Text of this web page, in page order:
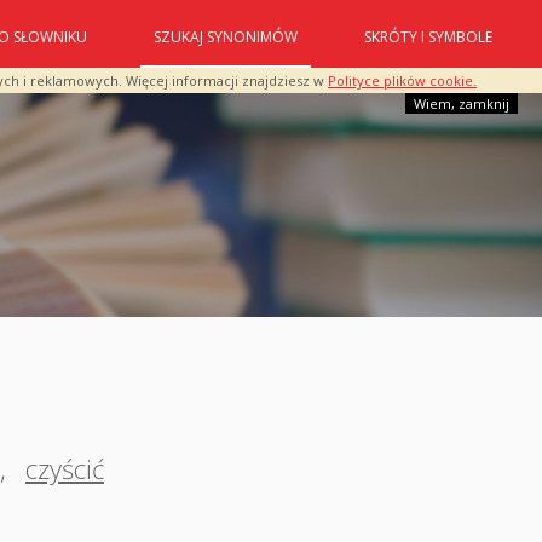
i reklamowych. Więcej informacji znajdziesz w Polityce plików cookie.
Wiem, zamknij
O SŁOWNIKU SZUKAJ SYNONIMÓW SKRÓTY I SYMBOLE
, czyścić